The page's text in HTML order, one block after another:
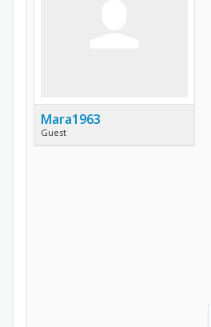
Mara1963
Guest